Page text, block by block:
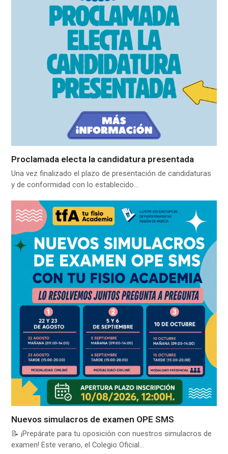
Proclamada electa la candidatura presentada
Una vez finalizado el plazo de presentación de candidaturas
y de conformidad con lo establecido…
Nuevos simulacros de examen OPE SMS
📝 ¡Prepárate para tu oposición con nuestros simulacros de
examen! Este verano, el Colegio Oficial…